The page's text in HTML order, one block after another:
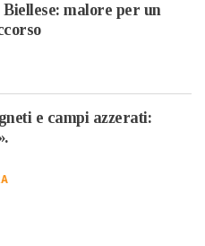
malore per un
e campi azzerati: